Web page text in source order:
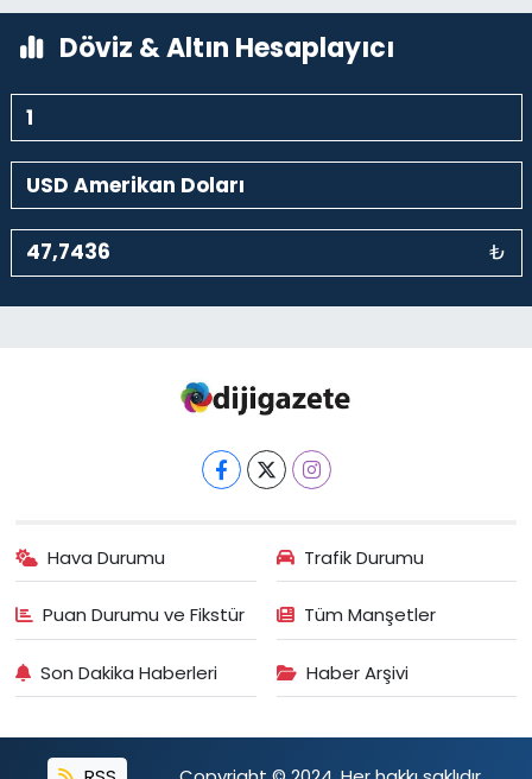
Döviz & Altın Hesaplayıcı
₺
Hava Durumu Trafik Durumu
Puan Durumu ve Fikstür Tüm Manşetler
Son Dakika Haberleri Haber Arşivi